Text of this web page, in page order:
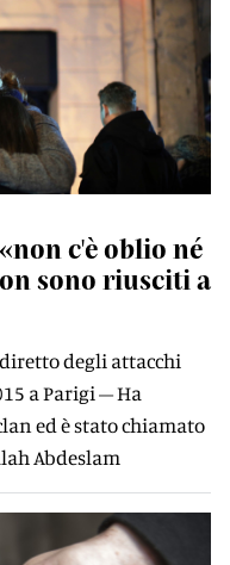
c'è oblio né
sono riusciti a
degli attacchi
a Parigi – Ha
ed è stato chiamato
Abdeslam